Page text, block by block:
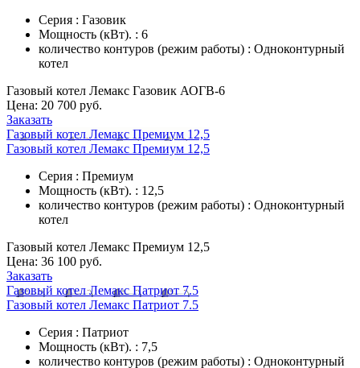
Серия : Газовик
Мощность (кВт). : 6
количество контуров (режим работы) : Одноконтурный
котел
Газовый котел Лемакс Газовик АОГВ-6
Цена: 20 700 руб.
Заказать
Газовый котел Лемакс Премиум 12,5
Газовый котел Лемакс Премиум 12,5
Серия : Премиум
Мощность (кВт). : 12,5
количество контуров (режим работы) : Одноконтурный
котел
Газовый котел Лемакс Премиум 12,5
Цена: 36 100 руб.
Заказать
Газовый котел Лемакс Патриот 7.5
Газовый котел Лемакс Патриот 7.5
Серия : Патриот
Мощность (кВт). : 7,5
количество контуров (режим работы) : Одноконтурный